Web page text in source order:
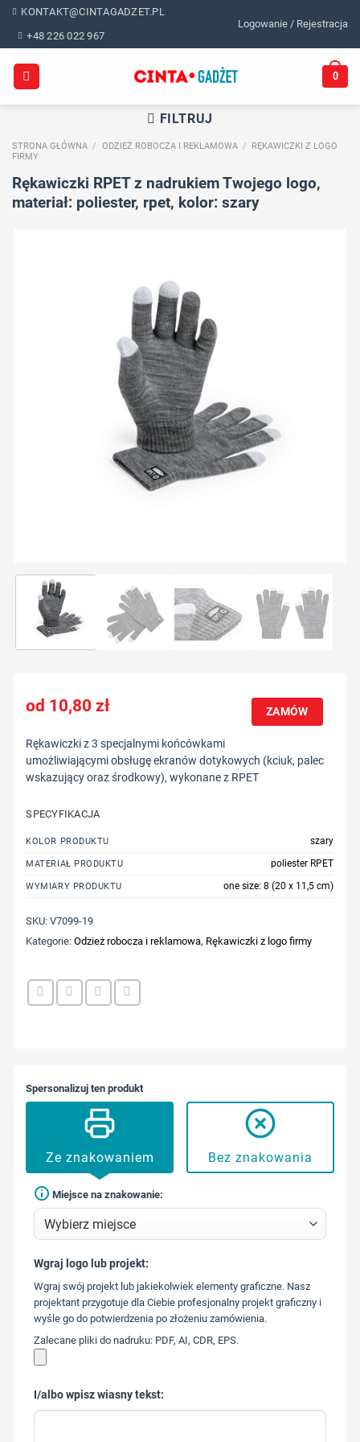
Skip
content
KONTAKT@CINTAGADZET.PL
+48 226 022 967
Logowanie / Rejestracja
0
FILTRUJ
STRONA GŁÓWNA / ODZIEŻ ROBOCZA I REKLAMOWA /
RĘKAWICZKI Z LOGO
FIRMY
Rękawiczki RPET z nadrukiem Twojego logo,
materiał: poliester, rpet, kolor: szary
10,80zł ZAMÓW
Rękawiczki z 3 specjalnymi końcówkami
umożliwiającymi obsługę ekranów dotykowych (kciuk, palec
wskazujący oraz środkowy), wykonane z RPET
SPECYFIKACJA
KOLOR PRODUKTU szary
MATERIAŁ PRODUKTU poliester RPET
WYMIARY PRODUKTU one size: 8 (20 x 11,5 cm)
SKU:V7099-19
Kategorie:Odzież robocza i reklamowa, Rękawiczki z logo firmy
Spersonalizuj ten produkt
Ze znakowaniem Bez znakowania
Miejsce na znakowanie:
573 568
217
Wgraj logo lub projekt:
Wgraj swój projekt lub jakiekolwiek elementy graficzne. Nasz
projektant przygotuje dla Ciebie profesjonalny projekt graficzny i
wyśle go do potwierdzenia po złożeniu zamówienia.
Zalecane pliki do nadruku: PDF, AI, CDR, EPS.
I/albo wpisz wiasny tekst: